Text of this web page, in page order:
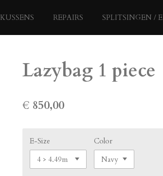
KUSSENS REPAIRS SPLITSINGEN /
Lazybag 1 piece
€ 850,00
E-Size Color